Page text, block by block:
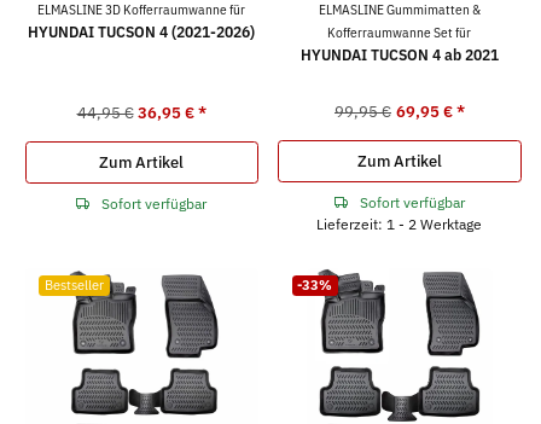
ELMASLINE 3D Kofferraumwanne für
HYUNDAI TUCSON 4 (2021-2026)
44,95 € 36,95 €*
Zum Artikel
Sofort verfügbar
ELMASLINE Gummimatten &
Kofferraumwanne Set für
HYUNDAI TUCSON 4 ab 2021
99,95 € 69,95 €*
Zum Artikel
Sofort verfügbar
Lieferzeit: 1 - 2 Werktage
Bestseller -33%